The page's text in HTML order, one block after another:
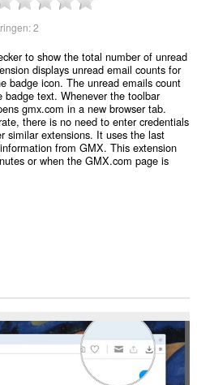
2
to show the total number of unread
displays unread email counts for
badge icon. The unread emails count
text. Whenever the toolbar
gmx.com in a new browser tab.
there is no need to enter credentials
similar extensions. It uses the last
from GMX. This extension
or when the GMX.com page is